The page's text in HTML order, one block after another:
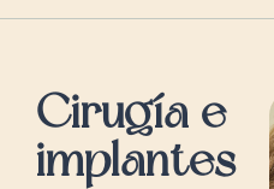
Cirugía e
implantes